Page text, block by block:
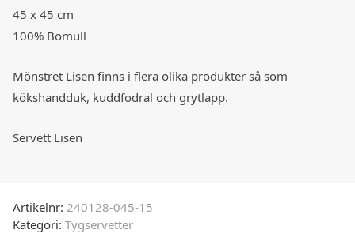
45 x 45 cm
100% Bomull
Mönstret Lisen finns i flera olika produkter så som
kökshandduk, kuddfodral och grytlapp.
Servett Lisen
Artikelnr: 240128-045-15
Kategori: Tygservetter